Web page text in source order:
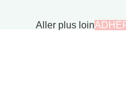
Aller plus loin